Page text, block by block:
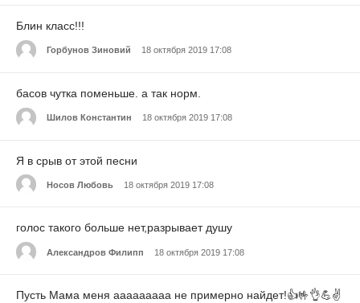
Блин класс!!!
Горбунов Зиновий 18 октября 2019 17:08
басов чутка поменьше. а так норм.
Шилов Константин 18 октября 2019 17:08
Я в срыв от этой песни
Носов Любовь 18 октября 2019 17:08
голос такого больше нет,разрывает душу
Александров Филипп 18 октября 2019 17:08
Пусть Мама меня ааааааааа не примерно найдет!👍🤟👌💪✌️